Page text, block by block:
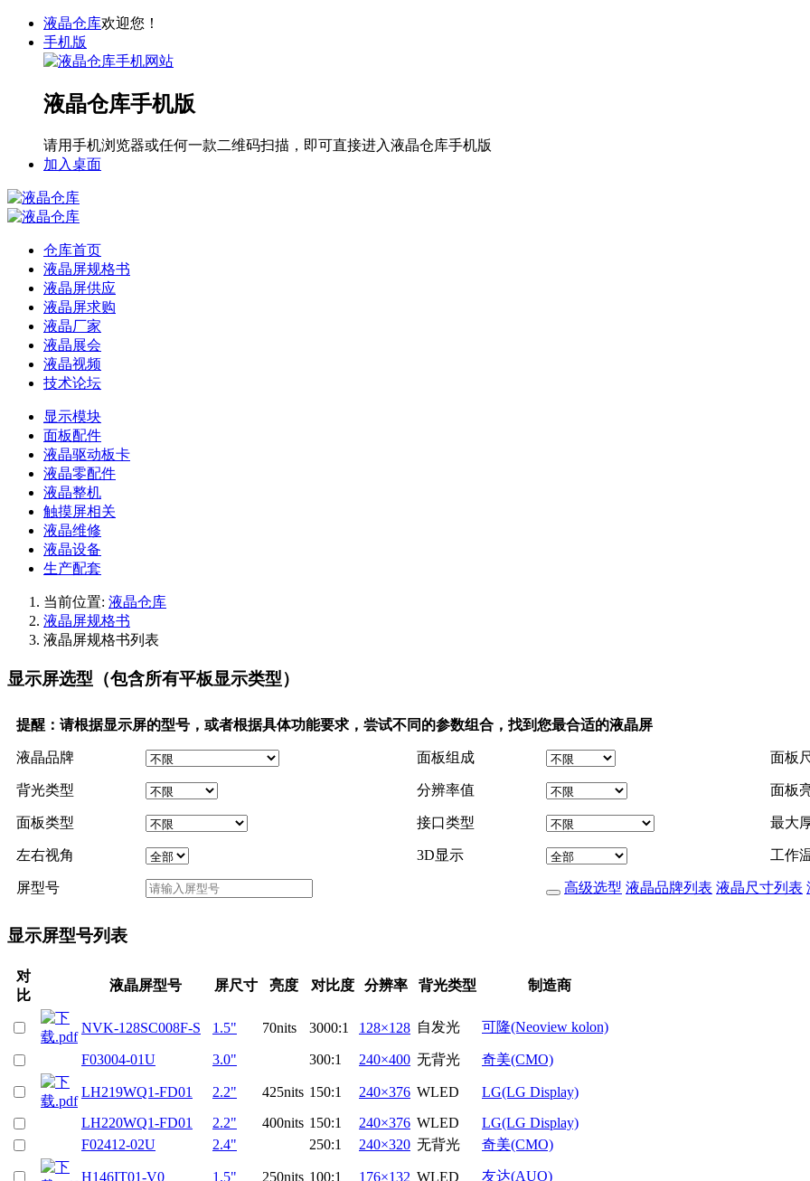
液晶仓库欢迎您！
手机版
液晶仓库手机版
请用手机浏览器或任何一款二维码扫描，即可直接进入液晶仓库手机版
加入桌面
仓库首页
液晶屏规格书
液晶屏供应
液晶屏求购
液晶厂家
液晶展会
液晶视频
技术论坛
显示模块
面板配件
液晶驱动板卡
液晶零配件
液晶整机
触摸屏相关
液晶维修
液晶设备
生产配套
当前位置: 液晶仓库
液晶屏规格书
液晶屏规格书列表
显示屏选型（包含所有平板显示类型）
提醒：请根据显示屏的型号，或者根据具体功能要求，尝试不同的参数组合，找到您最合适的液晶屏
液晶品牌 面板组成 面板
背光类型 分辨率值 面板
面板类型 接口类型 最大
左右视角 3D显示 工作
屏型号 高级选型 液晶品牌列表 液晶尺寸列表
显示屏型号列表
对
比
液晶屏型号 屏尺寸 亮度 对比度 分辨率 背光类型 制造商
NVK-128SC008F-S 1.5" 70nits 3000:1 128×128 自发光 可隆(Neoview kolon)
F03004-01U 3.0" 300:1 240×400 无背光 奇美(CMO)
LH219WQ1-FD01 2.2" 425nits 150:1 240×376 WLED
LG(LG Display)
LH220WQ1-FD01
2.2" 400nits 150:1 240×376 WLED
LG(LG Display)
F02412-02U
2.4" 250:1 240×320 无背光 奇美(CMO)
H146IT01-V0 1.5" 250nits 100:1 176×132 WLED 友达(AUO)